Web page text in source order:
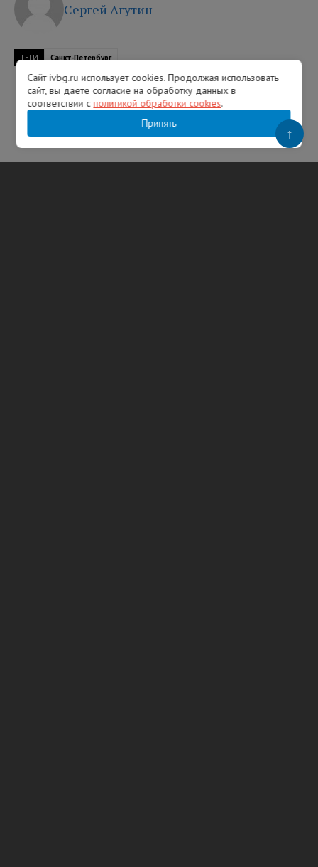
Сергей Агутин
ТЕГИ Санкт-Петербург
Сайт ivbg.ru использует cookies. Продолжая использовать
сайт, вы даете согласие на обработку данных в
соответствии с политикой обработки cookies.
Принять
↑